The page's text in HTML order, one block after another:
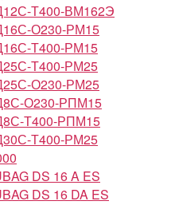
Т400-ВМ162Э
О230-РМ15
Т400-РМ15
Т400-РМ25
О230-РМ25
О230-РПМ15
Т400-РПМ15
Т400-РМ25
DS 16 A ES
DS 16 DA ES